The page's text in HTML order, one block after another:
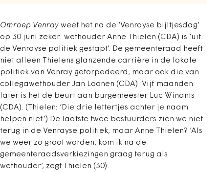
Omroep Venray weet het na de ‘Venrayse bijltjesdag’
op 30 juni zeker: wethouder Anne Thielen (CDA) is ‘uit
de Venrayse politiek gestapt’. De gemeenteraad heeft
niet alleen Thielens glanzende carrière in de lokale
politiek van Venray getorpedeerd, maar ook die van
collegawethouder Jan Loonen (CDA). Vijf maanden
later is het de beurt aan burgemeester Luc Winants
(CDA). (Thielen: ‘Die drie lettertjes achter je naam
helpen niet.’) De laatste twee bestuurders zien we niet
terug in de Venrayse politiek, maar Anne Thielen? ‘Als
we weer zo groot worden, kom ik na de
gemeenteraadsverkiezingen graag terug als
wethouder’, zegt Thielen (30).